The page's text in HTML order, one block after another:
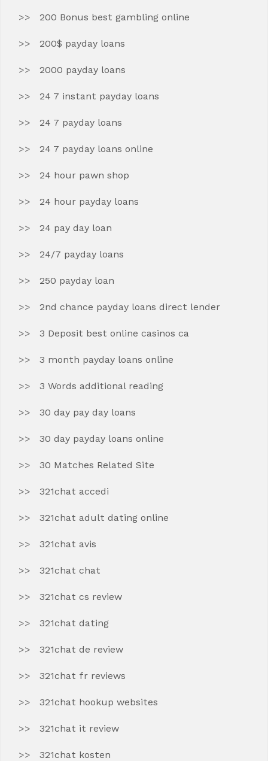
200 Bonus best gambling online
200$ payday loans
2000 payday loans
24 7 instant payday loans
24 7 payday loans
24 7 payday loans online
24 hour pawn shop
24 hour payday loans
24 pay day loan
24/7 payday loans
250 payday loan
2nd chance payday loans direct lender
3 Deposit best online casinos ca
3 month payday loans online
3 Words additional reading
30 day pay day loans
30 day payday loans online
30 Matches Related Site
321chat accedi
321chat adult dating online
321chat avis
321chat chat
321chat cs review
321chat dating
321chat de review
321chat fr reviews
321chat hookup websites
321chat it review
321chat kosten